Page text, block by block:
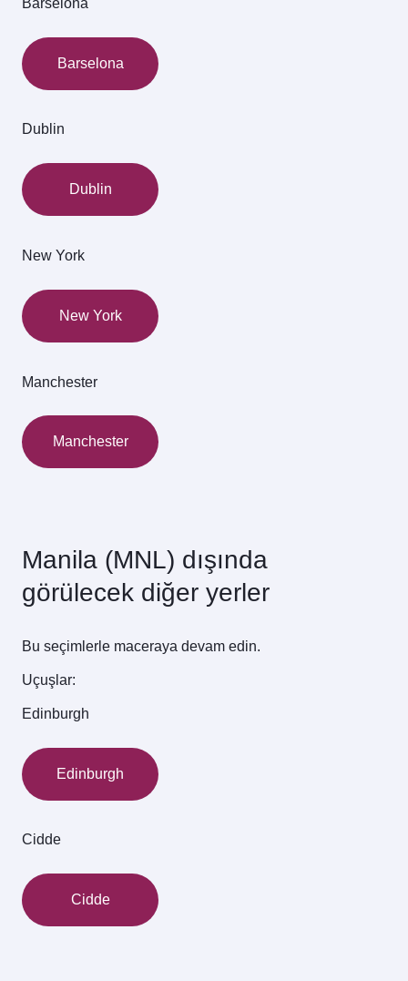
Barselona
Dublin
Dublin
New York
New York
Manchester
Manchester
Manila (MNL) dışında
görülecek diğer yerler
Bu seçimlerle maceraya devam edin.
Uçuşlar:
Edinburgh
Edinburgh
Cidde
Cidde